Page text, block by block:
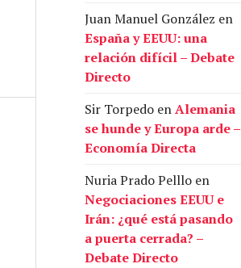
Juan Manuel González en
España y EEUU: una
relación difícil – Debate
Directo
Sir Torpedo enAlemania
se hunde y Europa arde –
Economía Directa
Nuria Prado Pelllo en
Negociaciones EEUU e
Irán: ¿qué está pasando
a puerta cerrada? –
Debate Directo